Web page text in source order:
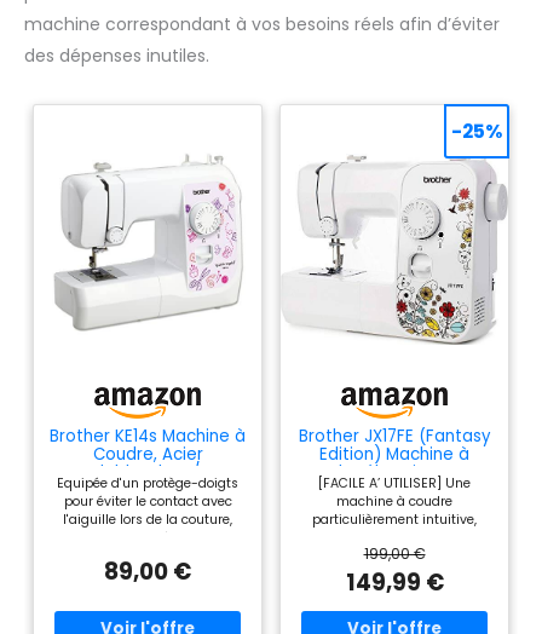
machine correspondant à vos besoins réels afin d’éviter
des dépenses inutiles.
Brother KE14s Machine à
Coudre, Acier
Inoxydable, Blanc/Rose,
40 x 15 x 31 cm
Equipée d'un protège-doigts
pour éviter le contact avec
l'aiguille lors de la couture,
pour jeunes débutants
les doigts (14 points) 14
& décoratifs, dont 1
boutonnière en 4 étapes, pour
89,00 €
Brother JX17FE (Fantasy
Edition) Machine à
Coudre électrique pour
Débutants, Portable, 17
Points différents,
Couture automatique,
points utiles, élastiques
et décoratifs,
Multifonction
[FACILE A’ UTILISER] Une
machine à coudre
particulièrement intuitive,
maniable. Idéale pour les
débutants et les passionnés
de couture [SUPER COMPLETE]
17 points, Couture en marche
arrière, 6 différents Points
199,00 €
149,99 €
-25%